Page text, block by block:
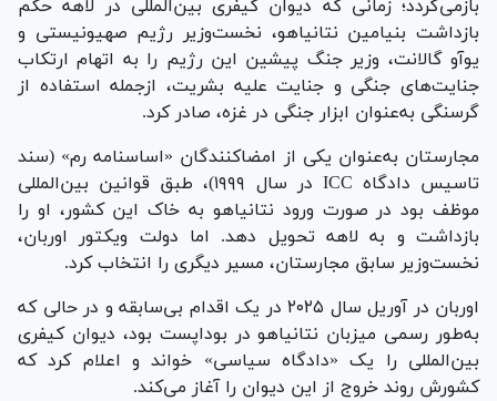
بازمی‌گردد؛ زمانی که دیوان کیفری بین‌المللی در لاهه حکم
بازداشت بنیامین نتانیاهو، نخست‌وزیر رژیم صهیونیستی و
یوآو گالانت، وزیر جنگ پیشین این رژیم را به اتهام ارتکاب
جنایت‌های جنگی و جنایت علیه بشریت، ازجمله استفاده از
گرسنگی به‌عنوان ابزار جنگی در غزه، صادر کرد.
مجارستان به‌عنوان یکی از امضاکنندگان «اساسنامه رم» (سند
تاسیس دادگاه ICC در سال ۱۹۹۹)، طبق قوانین بین‌المللی
موظف بود در صورت ورود نتانیاهو به خاک این کشور، او را
بازداشت و به لاهه تحویل دهد. اما دولت ویکتور اوربان،
نخست‌وزیر سابق مجارستان، مسیر دیگری را انتخاب کرد.
اوربان در آوریل سال ۲۰۲۵ در یک اقدام بی‌سابقه و در حالی که
به‌طور رسمی میزبان نتانیاهو در بوداپست بود، دیوان کیفری
بین‌المللی را یک «دادگاه سیاسی» خواند و اعلام کرد که
کشورش روند خروج از این دیوان را آغاز می‌کند.